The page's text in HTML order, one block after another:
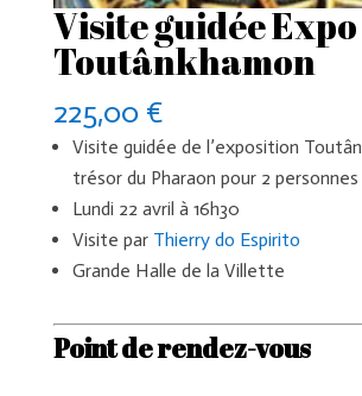
Visite guidée Expo
Toutânkhamon
225,00 €
Visite guidée de l’exposition
trésor du Pharaon pour 2 personnes
Lundi 22 avril à 16h30
Visite par Thierry do Espirito
Grande Halle de la Villette
Point de rendez-vous